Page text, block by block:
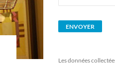
Les données